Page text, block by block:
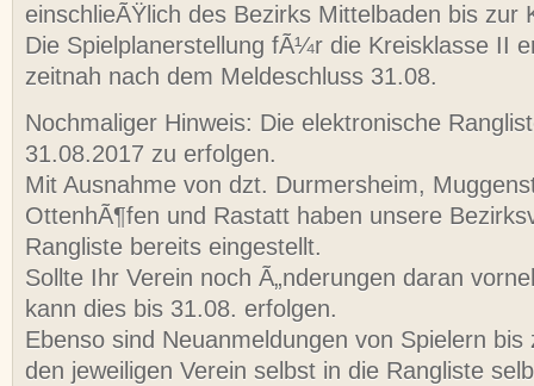
einschlieÃŸlich des Bezirks Mittelbaden bis zur
Die Spielplanerstellung fÃ¼r die Kreisklasse II
zeitnah nach dem Meldeschluss 31.08.
Nochmaliger Hinweis: Die elektronische
31.08.2017 zu erfolgen.
Mit Ausnahme von dzt. Durmersheim,
OttenhÃ¶fen und Rastatt haben unsere
Rangliste bereits eingestellt.
Sollte Ihr Verein noch Ã„nderungen daran
kann dies bis 31.08. erfolgen.
Ebenso sind Neuanmeldungen von Spielern
den jeweiligen Verein selbst in die Rangliste